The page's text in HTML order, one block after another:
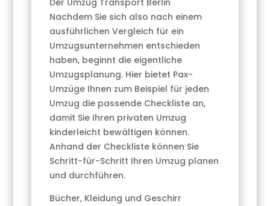
Der Umzug Transport Berlin
Nachdem Sie sich also nach einem
ausführlichen Vergleich für ein
Umzugsunternehmen entschieden
haben, beginnt die eigentliche
Umzugsplanung. Hier bietet Pax-
Umzüge Ihnen zum Beispiel für jeden
Umzug die passende Checkliste an,
damit Sie Ihren privaten Umzug
kinderleicht bewältigen können.
Anhand der Checkliste können Sie
Schritt-für-Schritt Ihren Umzug planen
und durchführen.
Bücher, Kleidung und Geschirr